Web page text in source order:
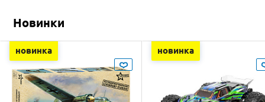
Новинки
новинка новинка